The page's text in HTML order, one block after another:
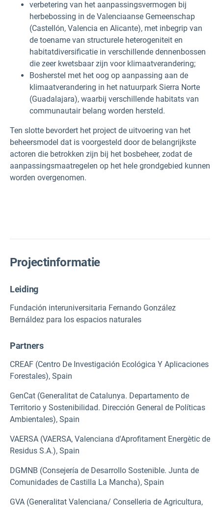
verbetering van het aanpassingsvermogen bij
herbebossing in de Valenciaanse Gemeenschap
(Castellón, Valencia en Alicante), met inbegrip van
de toename van structurele heterogeniteit en
habitatdiversificatie in verschillende dennenbossen
die zeer kwetsbaar zijn voor klimaatverandering;
Bosherstel met het oog op aanpassing aan de
klimaatverandering in het natuurpark Sierra Norte
(Guadalajara), waarbij verschillende habitats van
communautair belang worden hersteld.
Ten slotte bevordert het project de uitvoering van het
beheersmodel dat is voorgesteld door de belangrijkste
actoren die betrokken zijn bij het bosbeheer, zodat de
aanpassingsmaatregelen op het hele grondgebied kunnen
worden overgenomen.
Projectinformatie
Leiding
Fundación interuniversitaria Fernando González
Bernáldez para los espacios naturales
Partners
CREAF (Centro De Investigación Ecológica Y Aplicaciones
Forestales), Spain
GenCat (Generalitat de Catalunya. Departamento de
Territorio y Sostenibilidad. Dirección General de Políticas
Ambientales), Spain
VAERSA (VAERSA, Valenciana d'Aprofitament Energètic de
Residus S.A.), Spain
DGMNB (Consejería de Desarrollo Sostenible. Junta de
Comunidades de Castilla La Mancha), Spain
GVA (Generalitat Valenciana/ Conselleria de Agricultura,